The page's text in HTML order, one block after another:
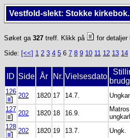
Vestfold-slekt: Stokke kirkebok.
Søket ga 327 treff. Klikk på
for detaljer
Side: [<<] 1 2 3 4 5 6 7 8 9 10 11 12 13 14
ID Side År Nr. Vielsesdato
126
202 1820 17 14.7. Ungkarl
127
202 1820 18 16.9.
ungkarl
128
202 1820 19 13.7. Ungk.